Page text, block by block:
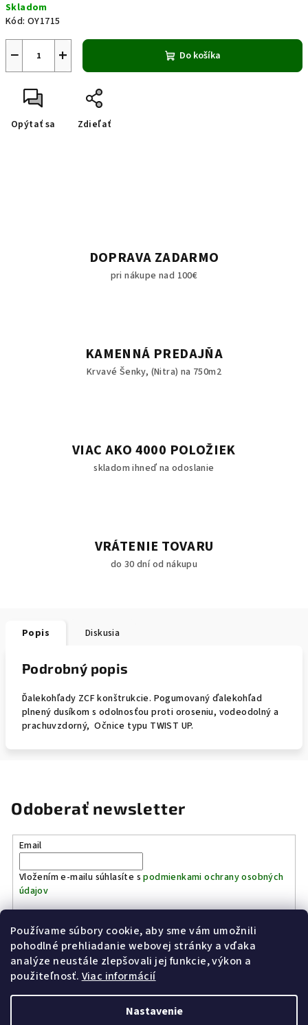
Používame súbory cookie, aby sme vám umožnili
pohodlné prehliadanie webovej stránky a vďaka
analýze neustále zlepšovali jej funkcie, výkon a
použiteľnosť. Viac informácií
Nastavenie
cena:
Skladom
Kód: OY1715
+
− Do košíka
Opýtať sa Zdieľať
DOPRAVA ZADARMO
pri nákupe nad 100€
KAMENNÁ PREDAJŇA
Krvavé Šenky, (Nitra) na 750m2
VIAC AKO 4000 POLOŽIEK
skladom ihneď na odoslanie
VRÁTENIE TOVARU
do 30 dní od nákupu
Popis Diskusia
Podrobný popis
Ďalekohľady ZCF konštrukcie. Pogumovaný ďalekohľad
plnený dusíkom s odolnosťou proti oroseniu, vodeodolný a
prachuvzdorný, Očnice typu TWIST UP.
Odoberať newsletter
Email
Vložením e-mailu súhlasíte spodmienkami ochrany osobných
údajov
Prihlásiť sa
Kinostrelnica Páleník